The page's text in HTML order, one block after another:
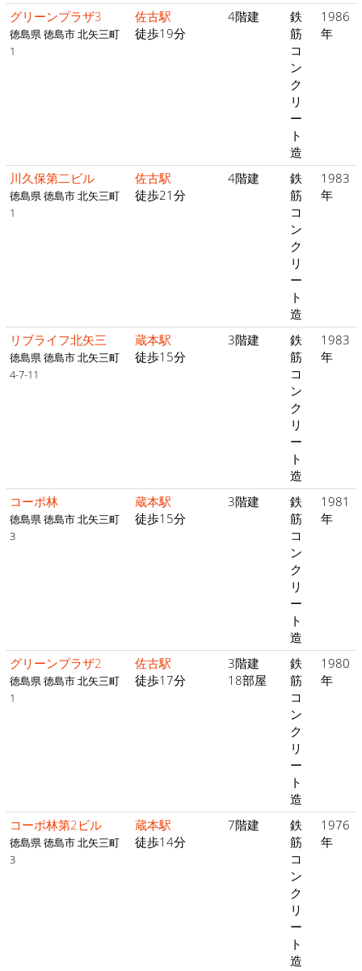
グリーンプラザ3
徳島県 徳島市 北矢三町
1
佐古駅
徒歩19分
4階建
鉄
筋
コ
ン
ク
リ
ー
ト
造
1986
年
川久保第二ビル
徳島県 徳島市 北矢三町
1
佐古駅
徒歩21分
4階建
鉄
筋
コ
ン
ク
リ
ー
ト
造
1983
年
リブライフ北矢三
徳島県 徳島市 北矢三町
4-7-11
蔵本駅
徒歩15分
3階建
鉄
筋
コ
ン
ク
リ
ー
ト
造
1983
年
コーポ林
徳島県 徳島市 北矢三町
3
蔵本駅
徒歩15分
3階建
鉄
筋
コ
ン
ク
リ
ー
ト
造
1981
年
グリーンプラザ2
徳島県 徳島市 北矢三町
1
佐古駅
徒歩17分
3階建
18部屋
鉄
筋
コ
ン
ク
リ
ー
ト
造
1980
年
コーポ林第2ビル
徳島県 徳島市 北矢三町
3
蔵本駅
徒歩14分
7階建
鉄
筋
コ
ン
ク
リ
ー
ト
造
1976
年